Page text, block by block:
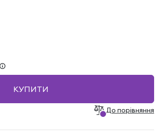
КУПИТИ
До порівняння